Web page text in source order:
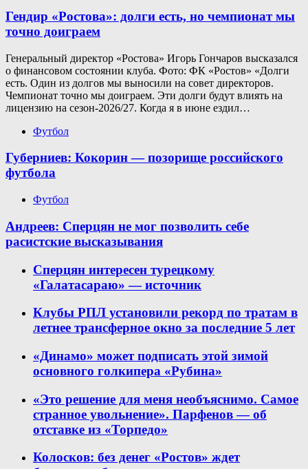
Гендир «Ростова»: долги есть, но чемпионат мы
точно доиграем
Генеральный директор «Ростова» Игорь Гончаров высказался
о финансовом состоянии клуба. Фото: ФК «Ростов» «Долги
есть. Один из долгов мы выносили на совет директоров.
Чемпионат точно мы доиграем. Эти долги будут влиять на
лицензию на сезон-2026/27. Когда я в июне ездил…
Футбол
Губерниев: Кокорин — позорище российского
футбола
Футбол
Андреев: Сперцян не мог позволить себе
расистские высказывания
Сперцян интересен турецкому
«Галатасараю» — источник
Клубы РПЛ установили рекорд по тратам в
летнее трансферное окно за последние 5 лет
«Динамо» может подписать этой зимой
основного голкипера «Рубина»
«Это решение для меня необъяснимо. Самое
странное увольнение». Парфенов — об
отставке из «Торпедо»
Колосков: без денег «Ростов» ждет